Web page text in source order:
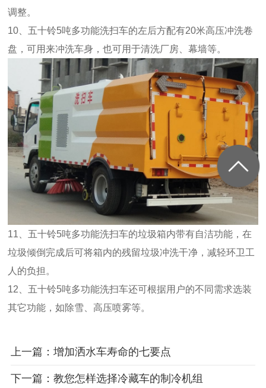
调整。
10、五十铃5吨多功能洗扫车的左后方配有20米高压冲洗卷
盘，可用来冲洗车身，也可用于清洗厂房、幕墙等。
11、五十铃5吨多功能洗扫车的垃圾箱内带有自洁功能，在
垃圾倾倒完成后可将箱内的残留垃圾冲洗干净，减轻环卫工
人的负担。
12、五十铃5吨多功能洗扫车还可根据用户的不同需求选装
其它功能，如除雪、高压喷雾等。
上一篇：增加洒水车寿命的七要点
下一篇：教您怎样选择冷藏车的制冷机组